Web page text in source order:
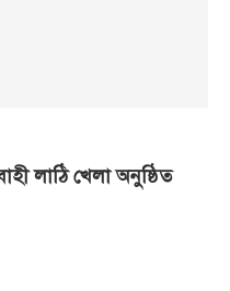
লাঠি খেলা অনুষ্ঠিত